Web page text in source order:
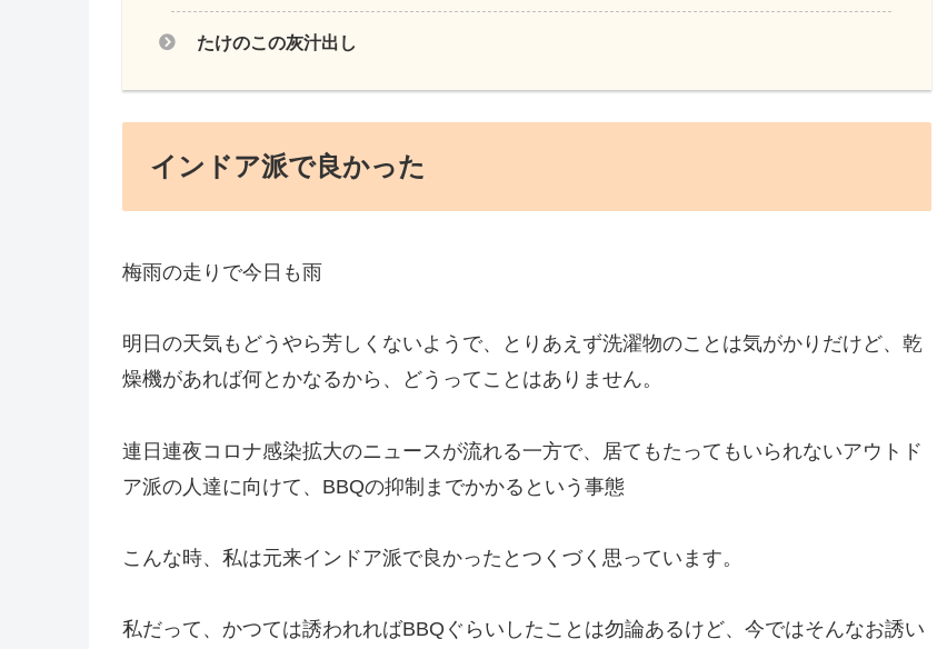
たけのこの灰汁出し
インドア派で良かった
梅雨の走りで今日も雨
明日の天気もどうやら芳しくないようで、とりあえず洗濯物のことは気がかりだけど、乾
燥機があれば何とかなるから、どうってことはありません。
連日連夜コロナ感染拡大のニュースが流れる一方で、居てもたってもいられないアウトド
ア派の人達に向けて、BBQの抑制までかかるという事態
こんな時、私は元来インドア派で良かったとつくづく思っています。
私だって、かつては誘われればBBQぐらいしたことは勿論あるけど、今ではそんなお誘い